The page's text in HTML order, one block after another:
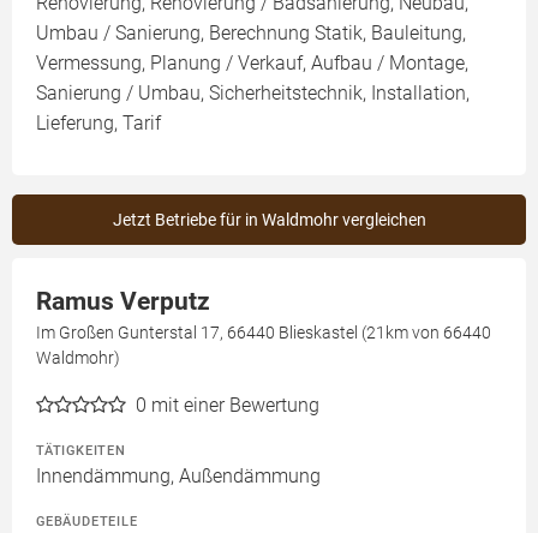
Umbau / Sanierung, Berechnung Statik, Bauleitung,
Vermessung, Planung / Verkauf, Aufbau / Montage,
Sanierung / Umbau, Sicherheitstechnik, Installation,
Lieferung, Tarif
Jetzt Betriebe für in Waldmohr vergleichen
Ramus Verputz
Im Großen Gunterstal 17, 66440 Blieskastel (21km von 66440
Waldmohr)
0 mit einer Bewertung
TÄTIGKEITEN
Innendämmung, Außendämmung
GEBÄUDETEILE